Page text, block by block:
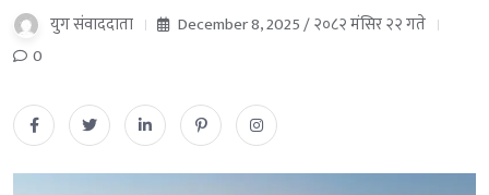
युग संवाददाता
December 8, 2025 / २०८२ मंसिर २२ गते
0